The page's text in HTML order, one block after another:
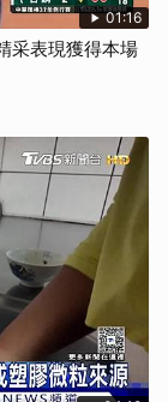
01:16
采表現獲得本場